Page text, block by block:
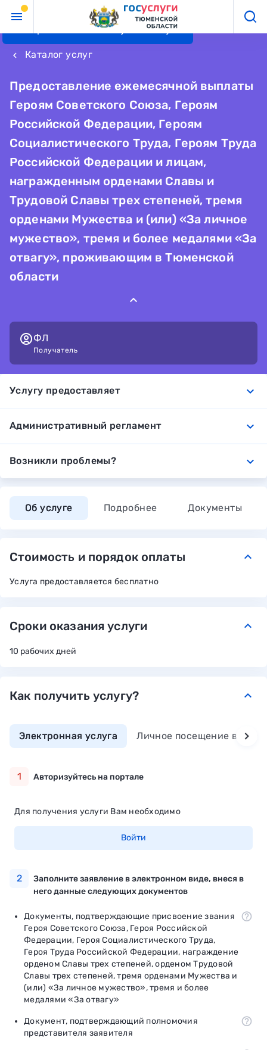
Перейти к основному контенту
keyboard_arrow_left Каталог услуг
Предоставление ежемесячной выплаты
Героям Советского Союза, Героям
Российской Федерации, Героям
Социалистического Труда, Героям Труда
Российской Федерации и лицам,
награжденным орденами Славы и
Трудовой Славы трех степеней, тремя
орденами Мужества и (или) «За личное
мужество», тремя и более медалями «За
отвагу», проживающим в Тюменской
области
ФЛ
Получатель
Услугу предоставляет expand_more
Административный регламент expand_more
Возникли проблемы? expand_more
Об услуге Подробнее Документы
Стоимость и порядок оплаты keyboard_arrow_down
Услуга предоставляется бесплатно
Сроки оказания услуги keyboard_arrow_down
10 рабочих дней
Как получить услугу? keyboard_arrow_down
Электронная услуга Личное посещение
1 Авторизуйтесь на портале
Для получения услуги Вам необходимо
Войти
2
Заполните заявление в электронном виде, внеся в
него данные следующих документов
Документы, подтверждающие присвоение звания
Героя Советского Союза, Героя Российской
Федерации, Героя Социалистического Труда,
Героя Труда Российской Федерации, награждение
орденом Славы трех степеней, орденом Трудовой
Славы трех степеней, тремя орденами Мужества и
(или) «За личное мужество», тремя и более
медалями «За отвагу»
Документ, подтверждающий полномочия
представителя заявителя